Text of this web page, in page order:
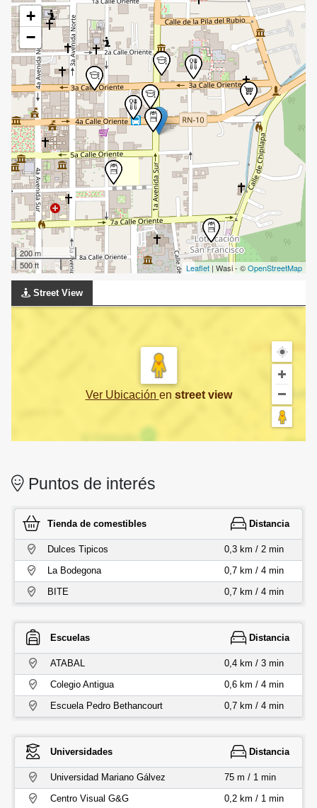
+
−
200 m
500 ft
Leaflet | Wasi - ©OpenStreetMap
Street View
Ver Ubicación en street view
Puntos de interés
Tienda de comestibles Distancia
Dulces Tipicos
0,3 km / 2 min
La Bodegona
0,7 km / 4 min
BITE
0,7 km / 4 min
Escuelas Distancia
ATABAL
0,4 km / 3 min
Colegio Antigua
0,6 km / 4 min
Escuela Pedro Bethancourt
0,7 km / 4 min
Universidades Distancia
Universidad Mariano Gálvez
75 m / 1 min
Centro Visual G&G
0,2 km / 1 min